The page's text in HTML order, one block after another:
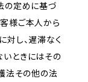
の定めに基づ
様ご本人から
対し、遅滞なく
ときにはその
法その他の法